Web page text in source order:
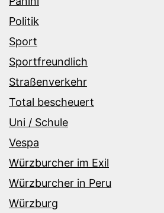
Politik
Sport
Sportfreundlich
Straßenverkehr
Total bescheuert
Uni / Schule
Vespa
Würzburcher im Exil
Würzburcher in Peru
Würzburg